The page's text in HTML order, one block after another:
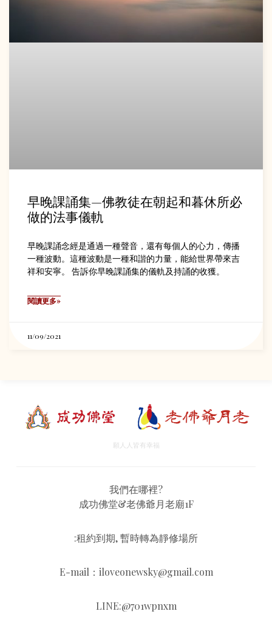
早晚課誦集—佛教徒在朝起和暮休所必
做的法事儀軌
早晚課誦念經是通過一種聲音，還有每個人的心力，傳播
一種波動。這種波動是一種和諧的力量，能給世界帶來吉
祥和安寧。 告訴你早晚課誦集的儀軌及持誦的收獲。
閱讀更多»
11/09/2021
願人人皆有幸福
我們在哪裡?
成功佛堂&老佛爺月老廟1F
:租約到期, 暫時轉為靜修場所
E-mail：iloveonewsky@gmail.com
LINE:@701wpnxm